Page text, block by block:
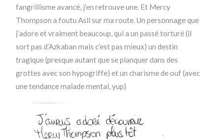
fangrillisme avancé, j’en retrouve une. Et Mercy
Thompson a foutu Asil sur ma route. Un personnage que
j’adore et vraiment beaucoup, qui a un passé torturé (il
sort pas d’Azkaban mais c’est pas mieux) un destin
tragique (presque autant que se planquer dans des
grottes avec son hypogriffe) et un charisme de ouf (avec
une tendance malade mental, yup)